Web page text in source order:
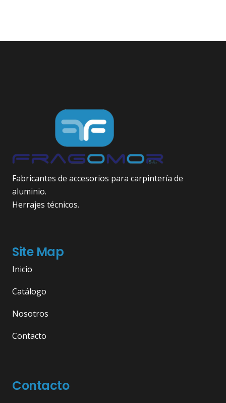
Fabricantes de accesorios para carpintería de
aluminio.
Herrajes técnicos.
Site Map
Inicio
Catálogo
Nosotros
Contacto
Contacto